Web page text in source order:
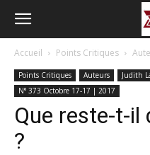
Accueil Points Critiques
Points Critiques Auteurs Judith
N° 373 Octobre 17-17 | 2017
Que reste-t-il
?